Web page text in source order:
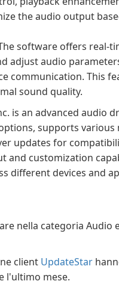
the audio output
software offers real-
adjust audio
communication. This
sound quality.
is an advanced audio
supports
updates for
and customization
different devices and
nella categoria Audio
client UpdateStar
l'ultimo mese.